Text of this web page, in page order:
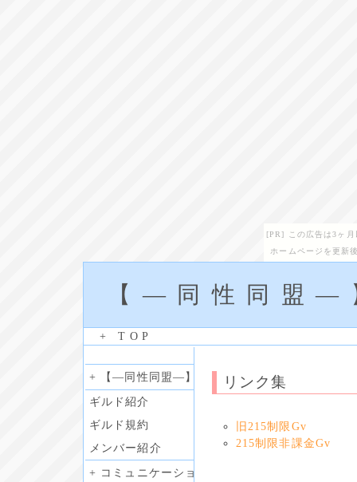
[PR] この広告は3ヶ
ホームページを更新
【―同性同盟―
+ TOP
+ 【―同性同盟―】
ギルド紹介
ギルド規約
メンバー紹介
+ コミュニケーショ
リンク集
旧215制限Gv
215制限非課金Gv